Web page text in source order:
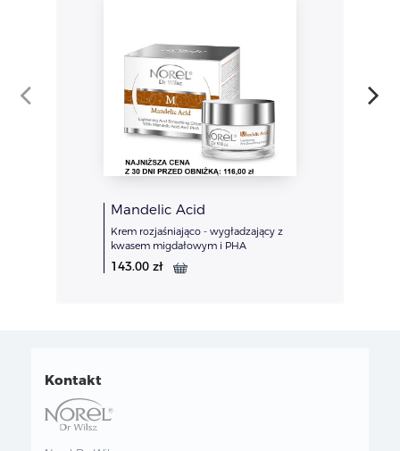
Mandelic Acid
Krem rozjaśniająco - wygładzający z
kwasem migdałowym i PHA
143.00 zł
Kontakt